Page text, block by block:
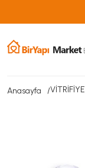
Anasayfa VİTRİFİYE